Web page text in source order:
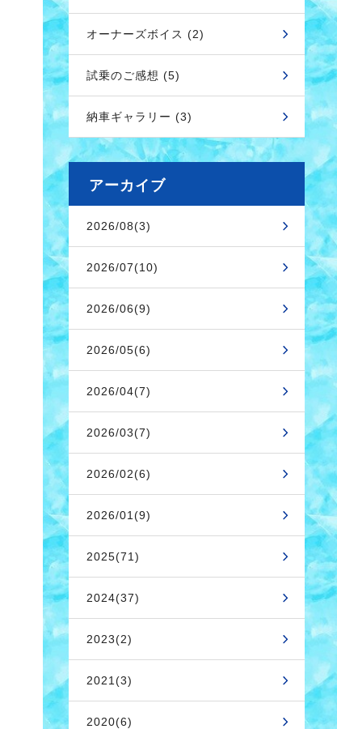
オーナーズボイス (2)
試乗のご感想 (5)
納車ギャラリー (3)
アーカイブ
2026/08(3)
2026/07(10)
2026/06(9)
2026/05(6)
2026/04(7)
2026/03(7)
2026/02(6)
2026/01(9)
2025(71)
2024(37)
2023(2)
2021(3)
2020(6)